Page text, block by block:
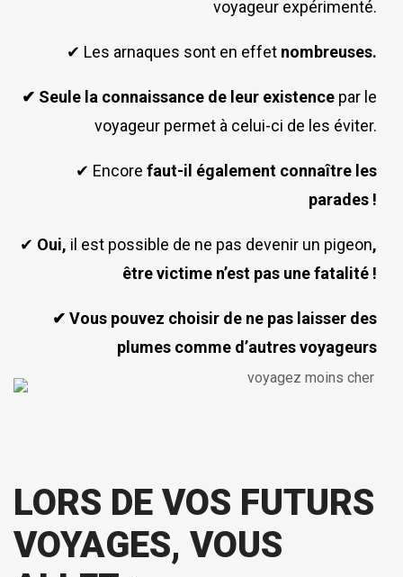
voyageur expérimenté.
✔ Les arnaques sont en effet nombreuses.
✔ Seule la connaissance de leur existence par le
voyageur permet à celui-ci de les éviter.
✔ Encore faut-il également connaître les
parades !
✔ Oui, il est possible de ne pas devenir un pigeon,
être victime n’est pas une fatalité !
✔ Vous pouvez choisir de ne pas laisser des
plumes comme d’autres voyageurs
LORS DE VOS FUTURS
VOYAGES, VOUS